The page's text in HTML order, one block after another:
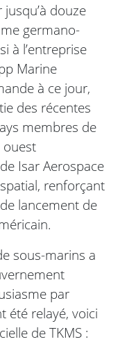
douze
germano-
à l’entreprise
Marine
à ce jour,
des récentes
membres de
ouest
Isar Aerospace
renforçant
lancement de
sous-marins a
par
été relayé, voici
de TKMS :